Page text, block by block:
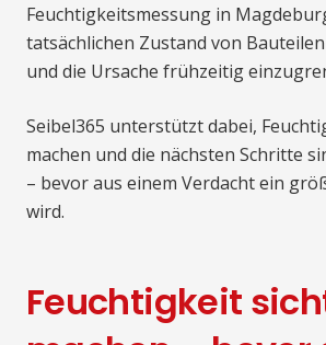
Feuchtigkeitsmessung in
tatsächlichen Zustand von
und die Ursache frühzeitig
Seibel365 unterstützt dabei,
machen und die nächsten Schritte
– bevor aus einem Verdacht ein
wird.
Feuchtigkeit